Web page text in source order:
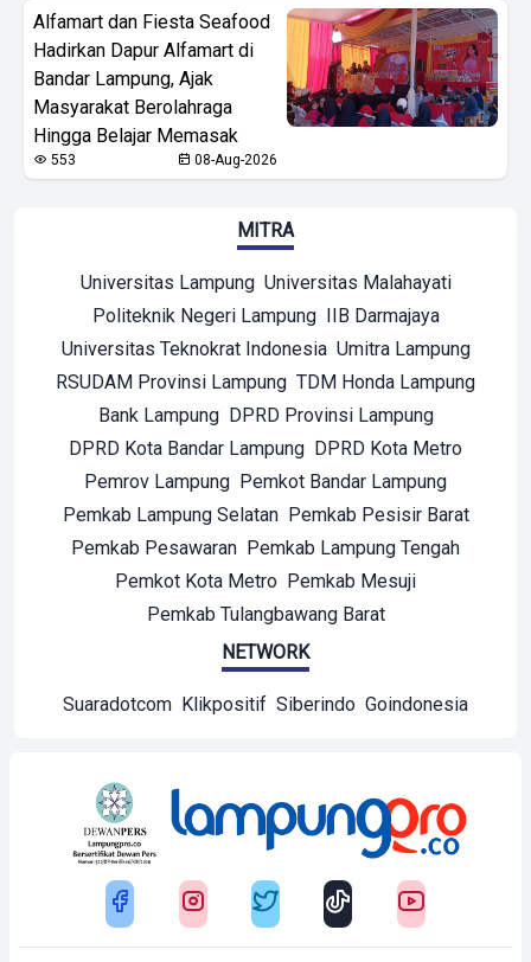
Alfamart dan Fiesta Seafood
Hadirkan Dapur Alfamart di
Bandar Lampung, Ajak
Masyarakat Berolahraga
Hingga Belajar Memasak
553 08-Aug-2026
MITRA
Universitas Lampung Universitas Malahayati
Politeknik Negeri Lampung IIB Darmajaya
Universitas Teknokrat Indonesia Umitra Lampung
RSUDAM Provinsi Lampung TDM Honda Lampung
Bank Lampung DPRD Provinsi Lampung
DPRD Kota Bandar Lampung DPRD Kota Metro
Pemrov Lampung Pemkot Bandar Lampung
Pemkab Lampung Selatan Pemkab Pesisir Barat
Pemkab Pesawaran Pemkab Lampung Tengah
Pemkot Kota Metro Pemkab Mesuji
Pemkab Tulangbawang Barat
NETWORK
Suaradotcom Klikpositif Siberindo Goindonesia